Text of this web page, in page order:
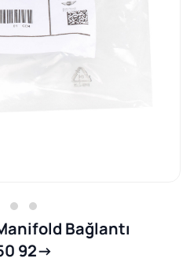
Bağlantı
92->